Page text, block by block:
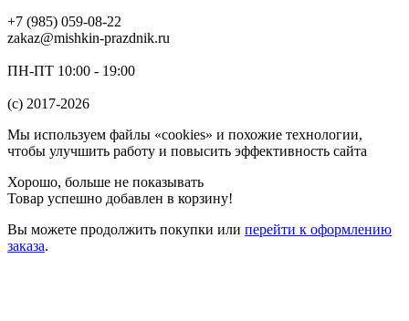
+7 (985) 059-08-22
zakaz@mishkin-prazdnik.ru
ПН-ПТ 10:00 - 19:00
(c) 2017-2026
Мы используем файлы «cookies» и похожие технологии,
чтобы улучшить работу и повысить эффективность сайта
Хорошо, больше не показывать
Товар успешно добавлен в корзину!
Вы можете продолжить покупки или перейти к оформлению
заказа.